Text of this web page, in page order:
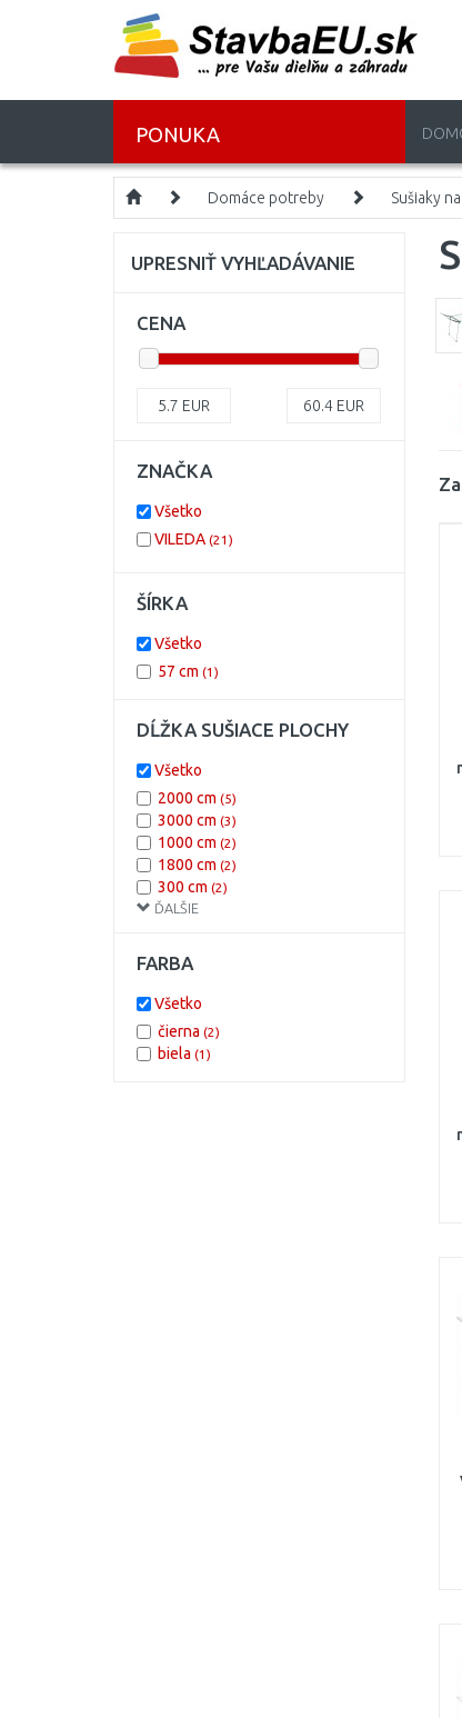
PONUKA
Domáce potreby Sušiaky
UPRESNIŤ VYHĽADÁVANIE
CENA
5.7 EUR 60.4 EUR
ZNAČKA
Všetko
VILEDA (21)
ŠÍRKA
Všetko
57 cm (1)
DĹŽKA SUŠIACE PLOCHY
ĎALŠIE
Všetko
2000 cm (5)
3000 cm (3)
1000 cm (2)
1800 cm (2)
300 cm (2)
2100 cm
24 cm
4000 cm
FARBA
Všetko
čierna (2)
biela (1)